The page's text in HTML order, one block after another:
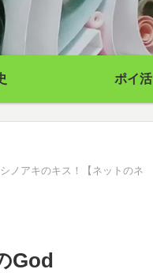
ポイ活
ノアキのキス！【ネットのネ
God